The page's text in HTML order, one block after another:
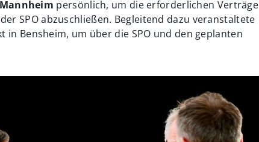
persönlich, um die erforderlichen Verträge
SPO abzuschließen. Begleitend dazu veranstaltete
Bensheim, um über die SPO und den geplanten